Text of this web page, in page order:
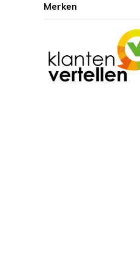
Merken